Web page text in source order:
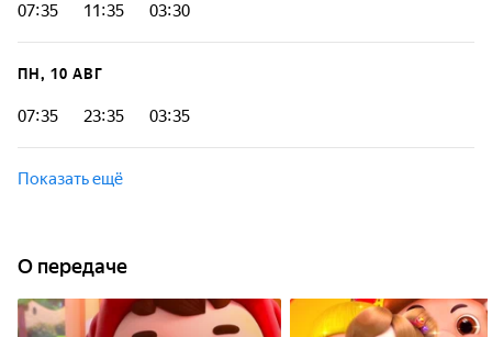
07:35 11:35 03:30
ПН, 10 АВГ
07:35 23:35 03:35
Показать ещё
О передаче